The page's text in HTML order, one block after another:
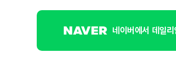
네이버에서 데일